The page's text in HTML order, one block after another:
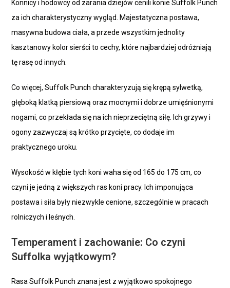
Konnicy i hodowcy od zarania dziejów cenili konie Suffolk Punch
za ich charakterystyczny wygląd. Majestatyczna postawa,
masywna budowa ciała, a przede wszystkim jednolity
kasztanowy kolor sierści to cechy, które najbardziej odróżniają
tę rasę od innych.
Co więcej, Suffolk Punch charakteryzują się krępą sylwetką,
głęboką klatką piersiową oraz mocnymi i dobrze umięśnionymi
nogami, co przekłada się na ich nieprzeciętną siłę. Ich grzywy i
ogony zazwyczaj są krótko przycięte, co dodaje im
praktycznego uroku.
Wysokość w kłębie tych koni waha się od 165 do 175 cm, co
czyni je jedną z większych ras koni pracy. Ich imponująca
postawa i siła były niezwykle cenione, szczególnie w pracach
rolniczych i leśnych.
Temperament i zachowanie: Co czyni
Suffolka wyjątkowym?
Rasa Suffolk Punch znana jest z wyjątkowo spokojnego